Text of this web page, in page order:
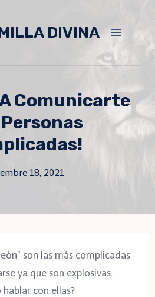
DIVINA
Comunicarte
18, 2021
son las más complicadas
ya que son explosivas.
con ellas?